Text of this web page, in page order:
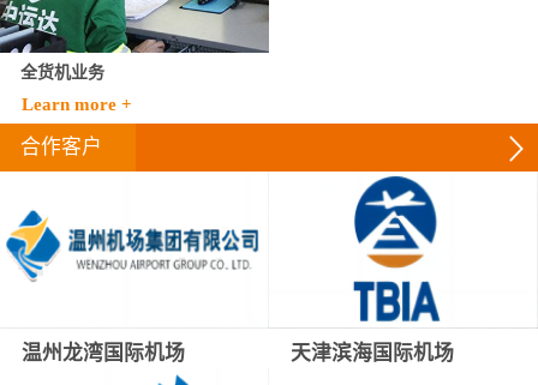
全货机业务
Learn more +
合作客户
温州龙湾国际机场 天津滨海国际机场